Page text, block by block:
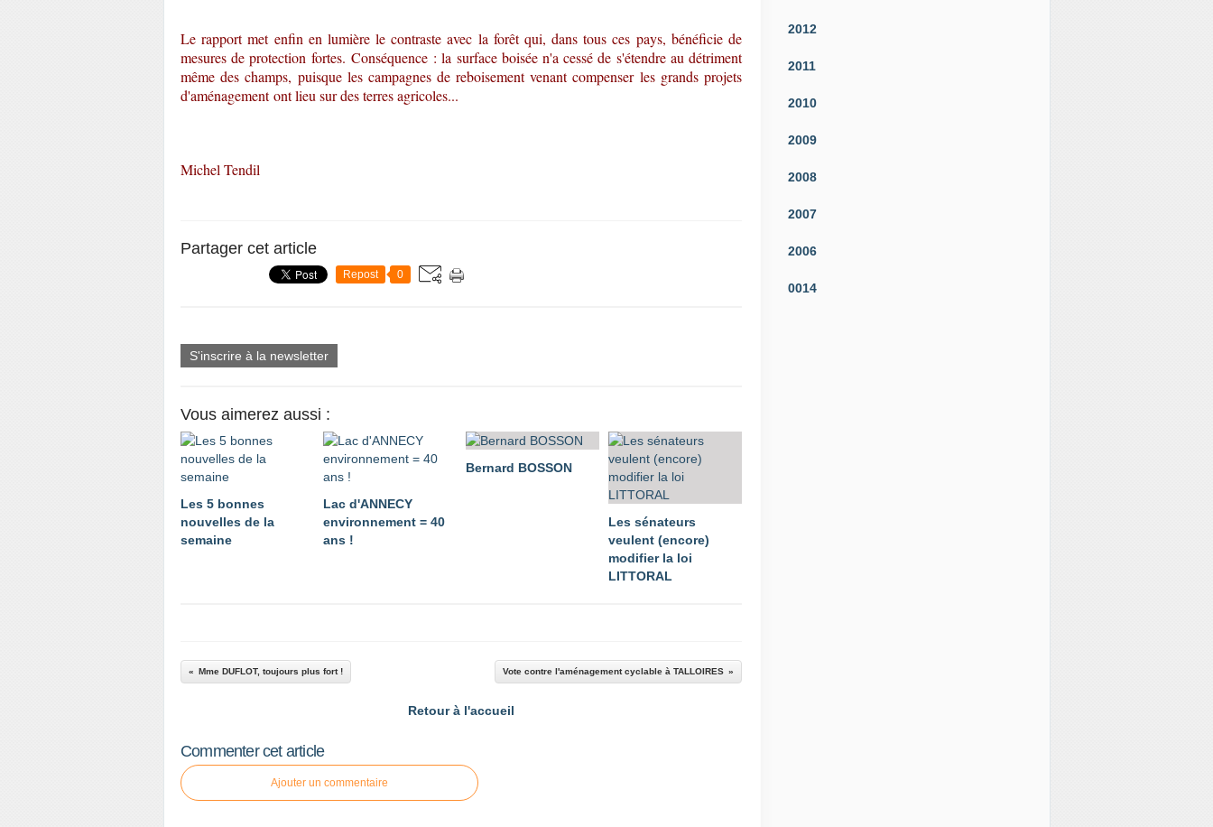
Le rapport met enfin en lumière le contraste avec la forêt qui, dans tous ces pays, bénéficie de
mesures de protection fortes. Conséquence : la surface boisée n'a cessé de s'étendre au détriment
même des champs, puisque les campagnes de reboisement venant compenser les grands projets
d'aménagement ont lieu sur des terres agricoles...
Michel Tendil
Partager cet article
Repost 0
S'inscrire à la newsletter
Vous aimerez aussi :
Les 5 bonnes
nouvelles de la
semaine
Lac d'ANNECY
environnement = 40
ans !
Bernard BOSSON
Les sénateurs
veulent (encore)
modifier la loi
LITTORAL
Mme DUFLOT, toujours plus fort ! Vote contre l'aménagement cyclable à TALLOIRES
Retour à l'accueil
Commenter cet article
Ajouter un commentaire
2012
2011
2010
2009
2008
2007
2006
0014